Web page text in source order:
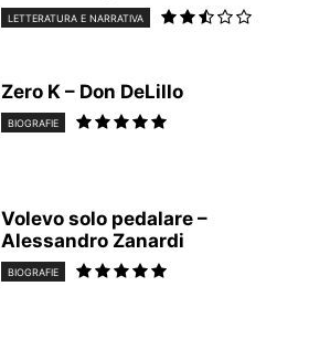
LETTERATURA E NARRATIVA
Zero K – Don DeLillo
BIOGRAFIE
Volevo solo pedalare –
Alessandro Zanardi
BIOGRAFIE